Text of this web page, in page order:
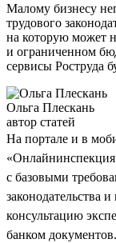
Малому бизнесу
трудового
на которую может
и ограниченном
сервисы Роструда
Ольга Плескань
автор статей
На портале и в
с базовыми
законодательства
консультацию
банком документов.